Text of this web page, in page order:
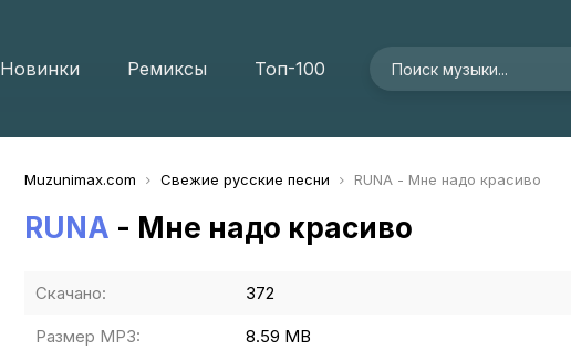
Новинки Ремиксы Топ-100
Muzunimax.com Свежие русские песни RUNA - Мне надо красиво
RUNA - Мне надо красиво
Скачано: 372
Размер MP3: 8.59 MB